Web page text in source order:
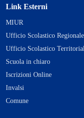
Link Esterni
MIUR
Ufficio Scolastico Regionale
Ufficio Scolastico
Scuola in chiaro
Iscrizioni Online
Invalsi
Comune